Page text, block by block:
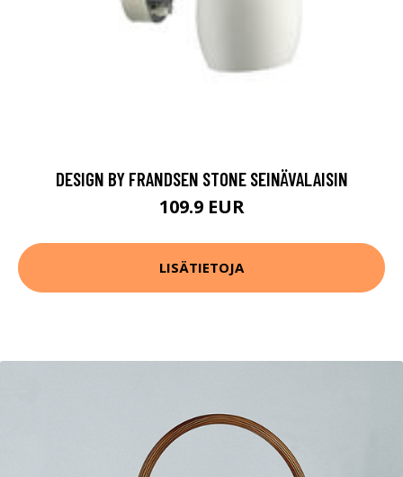
DESIGN BY FRANDSEN STONE SEINÄVALAISIN
109.9 EUR
LISÄTIETOJA